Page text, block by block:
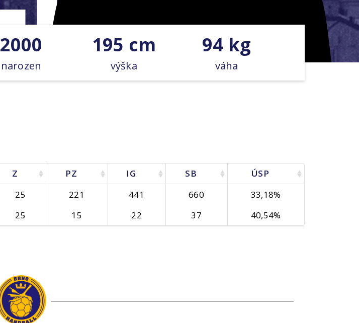
2000
narozen
195 cm
výška
94 kg
váha
Z PZ IG SB
ÚSP
25 221 441 660
33,18%
25 15 22 37 40,54%